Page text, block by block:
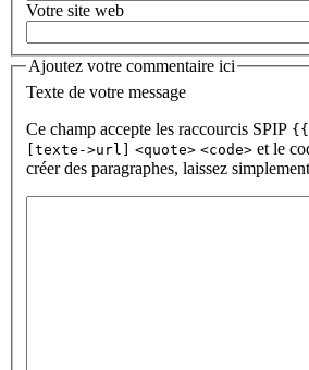
Votre site web
Ajoutez votre commentaire ici
Texte de votre message
Ce champ accepte les raccourcis SPIP
[texte->url]
<quote> <code> et le
créer des paragraphes, laissez